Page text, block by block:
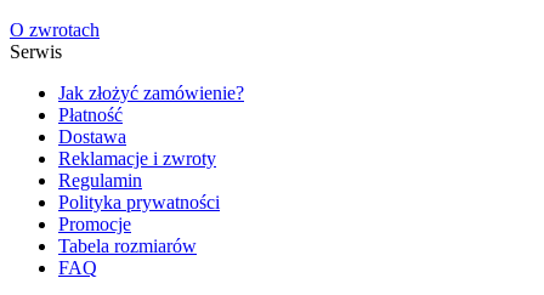
O zwrotach
Serwis
Jak złożyć zamówienie?
Płatność
Dostawa
Reklamacje i zwroty
Regulamin
Polityka prywatności
Promocje
Tabela rozmiarów
FAQ